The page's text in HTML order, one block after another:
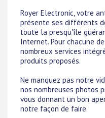
Royer Electronic, votre
présente ses différents
toute la presqu'île
Internet. Pour chacune
nombreux services
produits proposés.
Ne manquez pas notre
nos nombreuses photos
vous donnant un bon
notre façon de faire.